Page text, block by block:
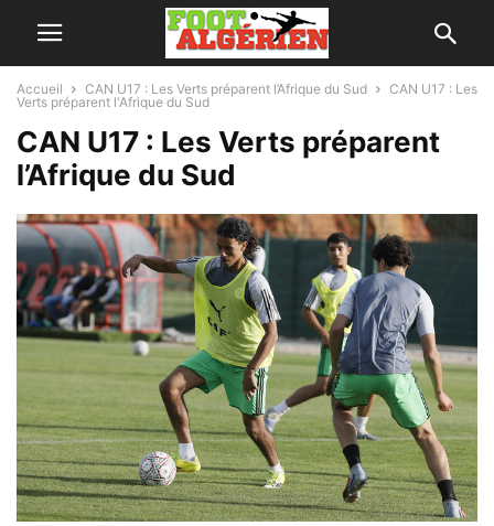
Accueil CAN U17 : Les Verts préparent l’Afrique du Sud
CAN U17 : Les
Verts préparent l'Afrique du Sud
CAN U17 : Les Verts préparent
l’Afrique du Sud